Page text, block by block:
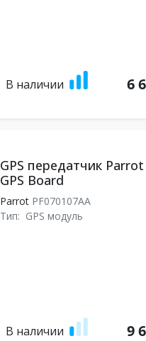
В наличии 6
GPS передатчик
GPS Board
ParrotPF070107AA
Тип: GPS модуль
В наличии 9